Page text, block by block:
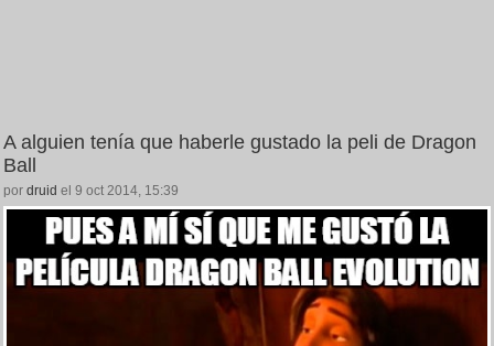
A alguien tenía que haberle gustado la peli de Dragon
Ball
por druid el 9 oct 2014, 15:39